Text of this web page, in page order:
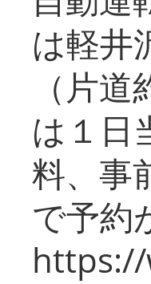
は軽井
（片
は１日
料、事
で予約